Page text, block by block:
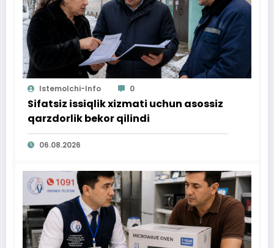
Istemolchi-Info 0
Sifatsiz issiqlik xizmati uchun asossiz
qarzdorlik bekor qilindi
06.08.2026